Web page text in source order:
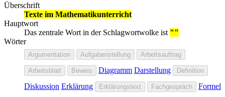
Überschrift
Texte im Mathematikunterricht
Hauptwort
Das zentrale Wort in der Schlagwortwolke ist ""
Wörter
Argumentation Aufgabenstellung Arbeitsauftrag
Arbeitsblatt Beweis Diagramm Darstellung Definition
Diskussion Erklärung Erklärungstext Fachgespräch
Formel